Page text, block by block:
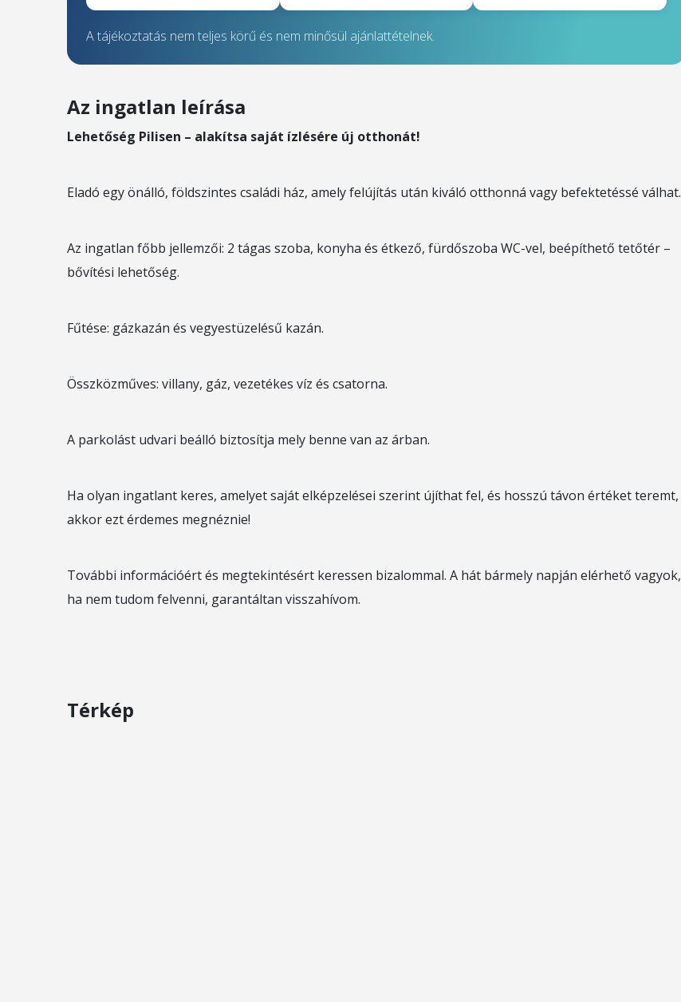
A tájékoztatás nem teljes körű és nem minősül ajánlattételnek.
Az ingatlan leírása
Lehetőség Pilisen – alakítsa saját ízlésére új otthonát!
Eladó egy önálló, földszintes családi ház, amely felújítás után kiváló otthonná vagy befektetéssé válhat.
Az ingatlan főbb jellemzői: 2 tágas szoba, konyha és étkező, fürdőszoba WC-vel, beépíthető tetőtér –
bővítési lehetőség.
Fűtése: gázkazán és vegyestüzelésű kazán.
Összközműves: villany, gáz, vezetékes víz és csatorna.
A parkolást udvari beálló biztosítja mely benne van az árban.
Ha olyan ingatlant keres, amelyet saját elképzelései szerint újíthat fel, és hosszú távon értéket teremt,
akkor ezt érdemes megnéznie!
További információért és megtekintésért keressen bizalommal. A hát bármely napján elérhető vagyok,
ha nem tudom felvenni, garantáltan visszahívom.
Térkép